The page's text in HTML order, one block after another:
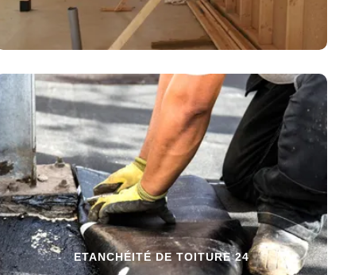
ETANCHÉITÉ DE TOITURE 24